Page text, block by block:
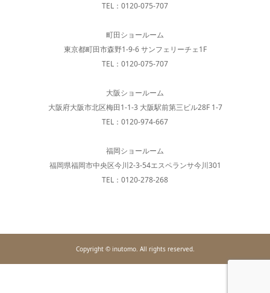
TEL：0120-075-707
町田ショールーム
東京都町田市森野1-9-6 サンフェリーチェ1F
TEL：0120-075-707
大阪ショールーム
大阪府大阪市北区梅田1-1-3 大阪駅前第三ビル28F 1-7
TEL：0120-974-667
福岡ショールーム
福岡県福岡市中央区今川2-3-54エスペランサ今川301
TEL：0120-278-268
Copyright © inutomo. All rights reserved.